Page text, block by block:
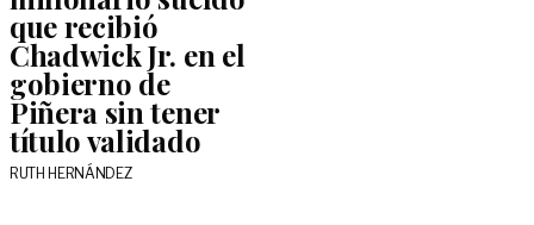
que recibió
Chadwick Jr. en el
gobierno de
Piñera sin tener
título validado
RUTH HERNÁNDEZ